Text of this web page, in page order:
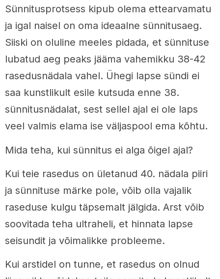
Sünnitusprotsess kipub olema ettearvamatu
ja igal naisel on oma ideaalne sünnitusaeg.
Siiski on oluline meeles pidada, et sünnituse
lubatud aeg peaks jääma vahemikku 38-42
rasedusnädala vahel. Ühegi lapse sündi ei
saa kunstlikult esile kutsuda enne 38.
sünnitusnädalat, sest sellel ajal ei ole laps
veel valmis elama ise väljaspool ema kõhtu.
Mida teha, kui sünnitus ei alga õigel ajal?
Kui teie rasedus on ületanud 40. nädala piiri
ja sünnituse märke pole, võib olla vajalik
raseduse kulgu täpsemalt jälgida. Arst võib
soovitada teha ultraheli, et hinnata lapse
seisundit ja võimalikke probleeme.
Kui arstidel on tunne, et rasedus on olnud